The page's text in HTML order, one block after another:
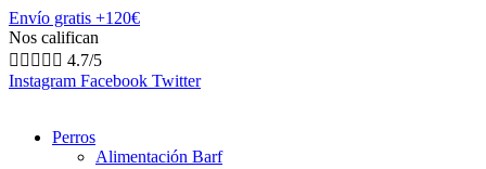
Envío gratis +120€
Nos califican
     4.7/5
Instagram Facebook Twitter
Perros
Alimentación Barf